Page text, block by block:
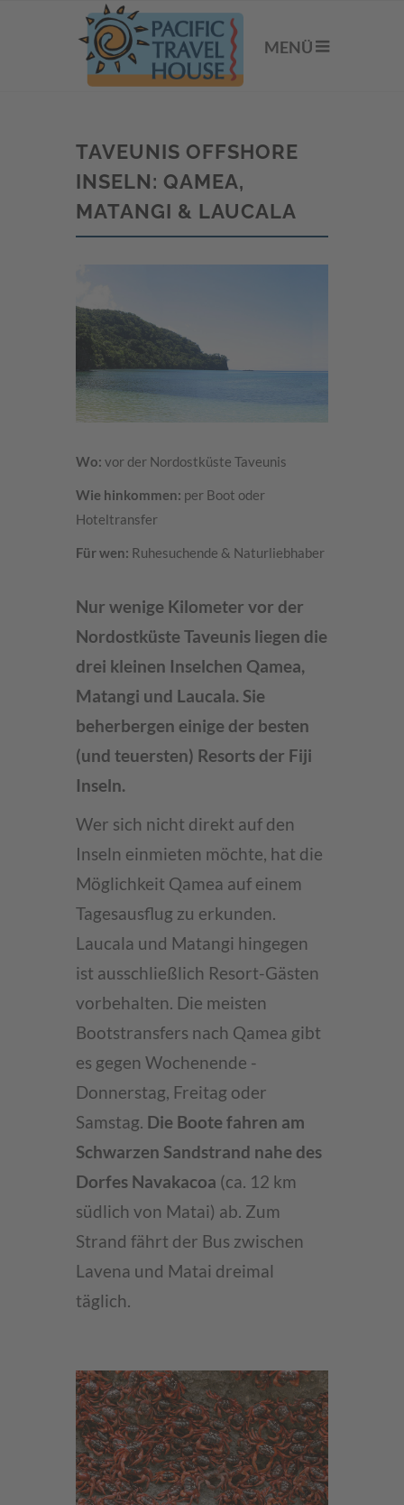
MENÜ
TAVEUNIS OFFSHORE
INSELN: QAMEA,
MATANGI & LAUCALA
Wo: vor der Nordostküste Taveunis
Wie hinkommen: per Boot oder
Hoteltransfer
Für wen: Ruhesuchende & Naturliebhaber
Nur wenige Kilometer vor der
Nordostküste Taveunis liegen die
drei kleinen Inselchen Qamea,
Matangi und Laucala. Sie
beherbergen einige der besten
(und teuersten) Resorts der Fiji
Inseln.
Wer sich nicht direkt auf den
Inseln einmieten möchte, hat die
Möglichkeit Qamea auf einem
Tagesausflug zu erkunden.
Laucala und Matangi hingegen
ist ausschließlich Resort-Gästen
vorbehalten. Die meisten
Bootstransfers nach Qamea gibt
es gegen Wochenende -
Donnerstag, Freitag oder
Samstag. Die Boote fahren am
Schwarzen Sandstrand nahe des
Dorfes Navakacoa (ca. 12 km
südlich von Matai) ab. Zum
Strand fährt der Bus zwischen
Lavena und Matai dreimal
täglich.